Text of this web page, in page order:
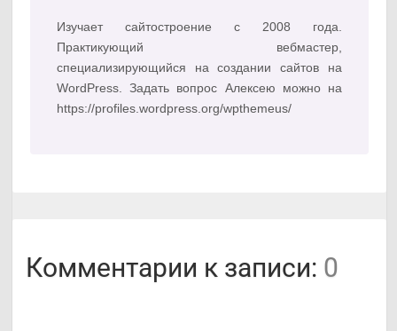
Изучает сайтостроение с 2008 года.
Практикующий вебмастер,
специализирующийся на создании сайтов на
WordPress. Задать вопрос Алексею можно на
https://profiles.wordpress.org/wpthemeus/
Комментарии к записи: 0